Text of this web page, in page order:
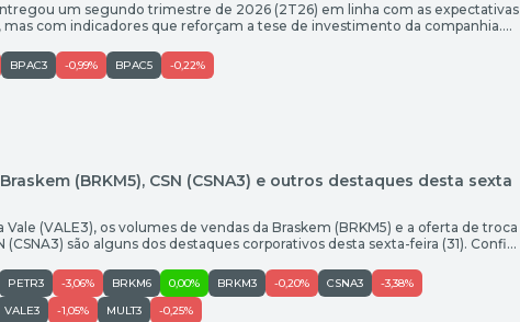
um segundo trimestre de 2026 (2T26) em linha com as expectativas
mas com indicadores que reforçam a tese de investimento da companhia.
valuation considerado atrativo. Por volta de 10h34 […]
BPAC3 -0,99% BPAC5 -0,22%
Braskem (BRKM5), CSN (CSNA3) e outros destaques desta sexta
Vale (VALE3), os volumes de vendas da Braskem (BRKM5) e a oferta de troca
(CSNA3) são alguns dos destaques corporativos desta sexta-feira (31). Confira
(VALE3) registrou lucro […]
PETR3 -3,06% BRKM6 0,00% BRKM3 -0,20% CSNA3
-3,38%
VALE3 -1,05% MULT3 -0,25%